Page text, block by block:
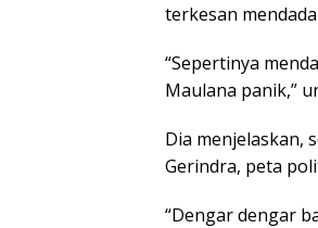
terkesan
“Sepertinya
Maulana panik,”
Dia menjelaskan,
Gerindra, peta
“Dengar dengar